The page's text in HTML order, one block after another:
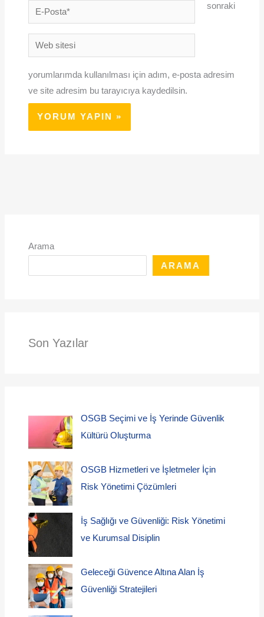
E-
Posta*
Web
sitesi
sonraki
yorumlarımda kullanılması için adım, e-posta adresim
ve site adresim bu tarayıcıya kaydedilsin.
Arama
ARAMA
Son Yazılar
OSGB Seçimi ve İş Yerinde Güvenlik
Kültürü Oluşturma
OSGB Hizmetleri ve İşletmeler İçin
Risk Yönetimi Çözümleri
İş Sağlığı ve Güvenliği: Risk Yönetimi
ve Kurumsal Disiplin
Geleceği Güvence Altına Alan İş
Güvenliği Stratejileri